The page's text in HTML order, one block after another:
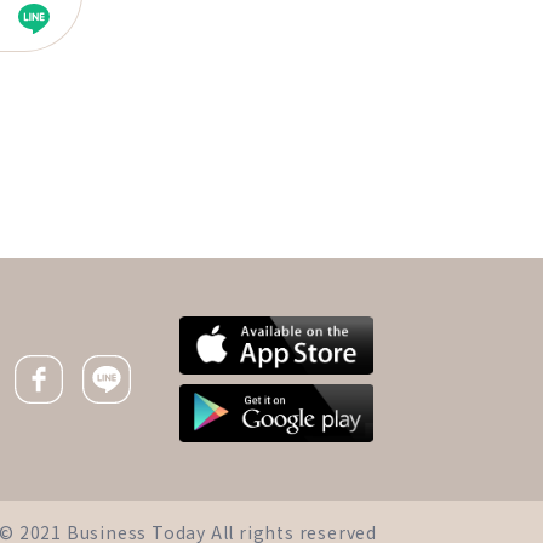
下一則 ＋
獨！當女人更長壽，培養
興趣、學會獨處別等老了
才開始
Facebook icon
Line icon
© 2021 Business Today All rights reserved